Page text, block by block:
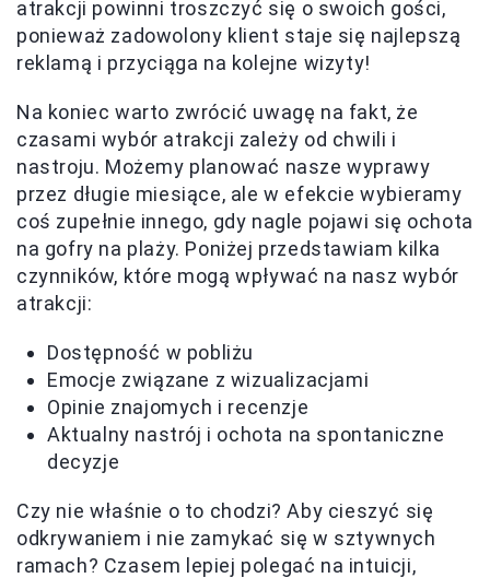
atrakcji powinni troszczyć się o swoich gości,
ponieważ zadowolony klient staje się najlepszą
reklamą i przyciąga na kolejne wizyty!
Na koniec warto zwrócić uwagę na fakt, że
czasami wybór atrakcji zależy od chwili i
nastroju. Możemy planować nasze wyprawy
przez długie miesiące, ale w efekcie wybieramy
coś zupełnie innego, gdy nagle pojawi się ochota
na gofry na plaży. Poniżej przedstawiam kilka
czynników, które mogą wpływać na nasz wybór
atrakcji:
Dostępność w pobliżu
Emocje związane z wizualizacjami
Opinie znajomych i recenzje
Aktualny nastrój i ochota na spontaniczne
decyzje
Czy nie właśnie o to chodzi? Aby cieszyć się
odkrywaniem i nie zamykać się w sztywnych
ramach? Czasem lepiej polegać na intuicji,